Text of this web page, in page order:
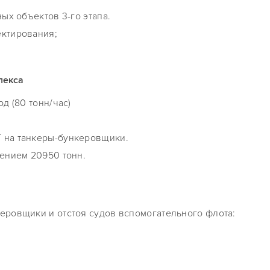
объектов 3-го этапа.
(80 тонн/час)
на танкеры-бункеровщики.
20950 тонн.
и отстоя судов вспомогательного флота: